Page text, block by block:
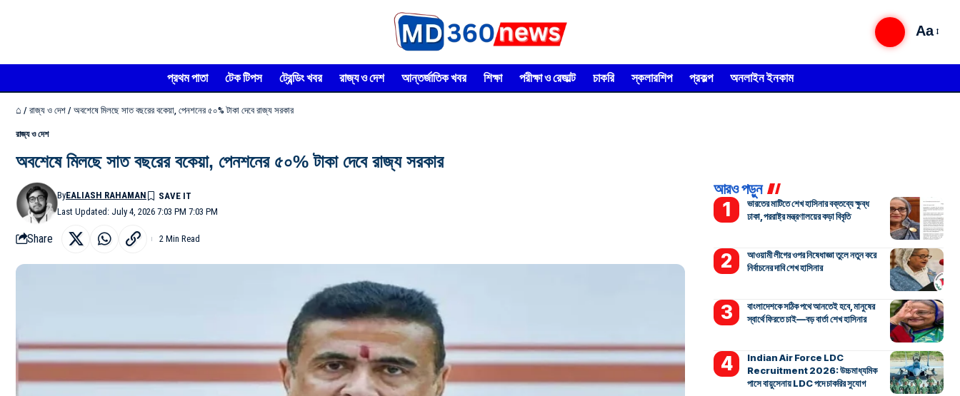
Aa
প্রথম পাতা টেক টিপস ট্রেন্ডিং খবর রাজ্য ও দেশ আন্তর্জাতিক খবর শিক্ষা পরীক্ষা ও রেজাল্ট চাকরি স্কলারশিপ প্রকল্প অনলাইন ইনকাম
⌂ / রাজ্য ও দেশ / অবশেষে মিলছে সাত বছরের বকেয়া, পেনশনের ৫০% টাকা দেবে রাজ্য সরকার
রাজ্য ও দেশ
অবশেষে মিলছে সাত বছরের বকেয়া, পেনশনের ৫০% টাকা দেবে রাজ্য সরকার
Last Updated: July 4, 2026 7:03 PM 7:03 PM
ByEALIASH RAHAMAN
Share 2 Min Read
আরও পড়ুন
ভারতের মাটিতে শেখ হাসিনার বক্তব্যে ক্ষুব্ধ
ঢাকা, পররাষ্ট্র মন্ত্রণালয়ের কড়া বিবৃতি
আওয়ামী লীগের ওপর নিষেধাজ্ঞা তুলে নতুন করে
নির্বাচনের দাবি শেখ হাসিনার
বাংলাদেশকে সঠিক পথে আনতেই হবে, মানুষের
স্বার্থে ফিরতে চাই—বড় বার্তা শেখ হাসিনার
Indian Air Force LDC
Recruitment 2026: উচ্চমাধ্যমিক
পাসে বায়ুসেনায় LDC পদে চাকরির সুযোগ